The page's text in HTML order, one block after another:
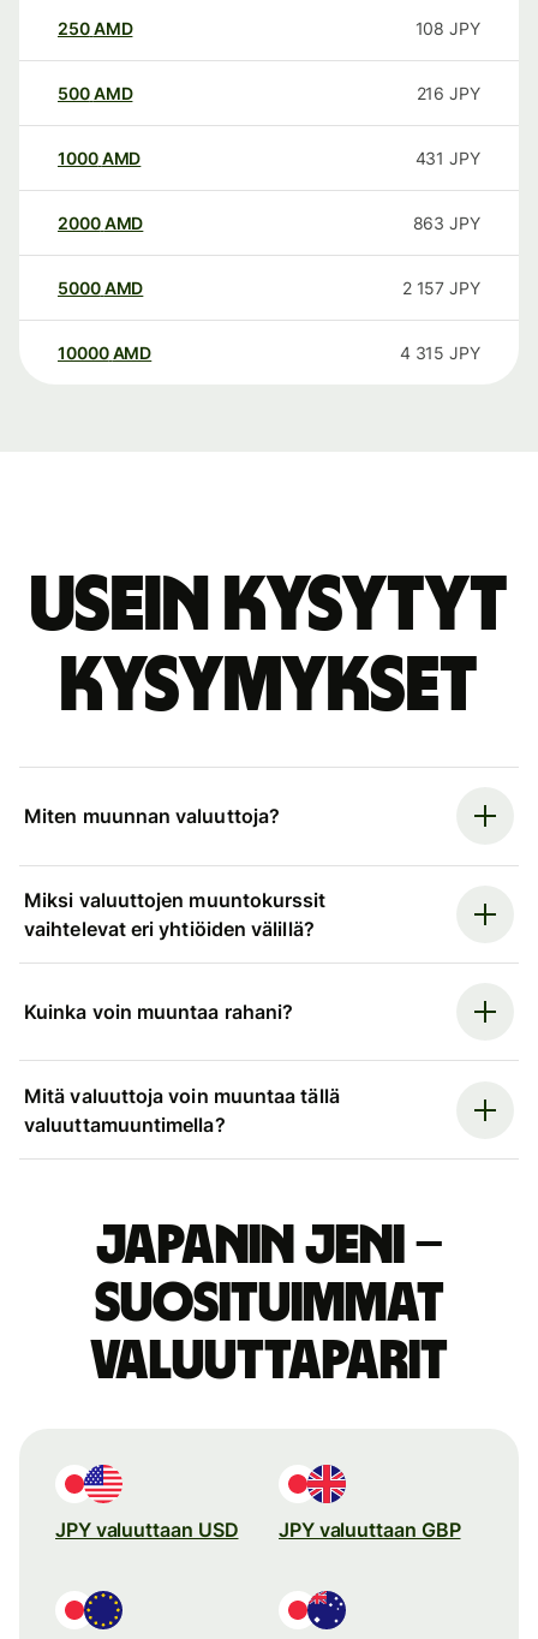
250AMD 108 JPY
500AMD 216 JPY
1000AMD 431 JPY
2000AMD 863 JPY
5000AMD 2 157 JPY
10000 AMD 4 315 JPY
Usein kysytyt
kysymykset
Miten muunnan valuuttoja?
Miksi valuuttojen muuntokurssit
vaihtelevat eri yhtiöiden välillä?
Kuinka voin muuntaa rahani?
Mitä valuuttoja voin muuntaa tällä
valuuttamuuntimella?
Japanin jeni –
suosituimmat
valuuttaparit
JPY valuuttaan USD JPY valuuttaan GBP